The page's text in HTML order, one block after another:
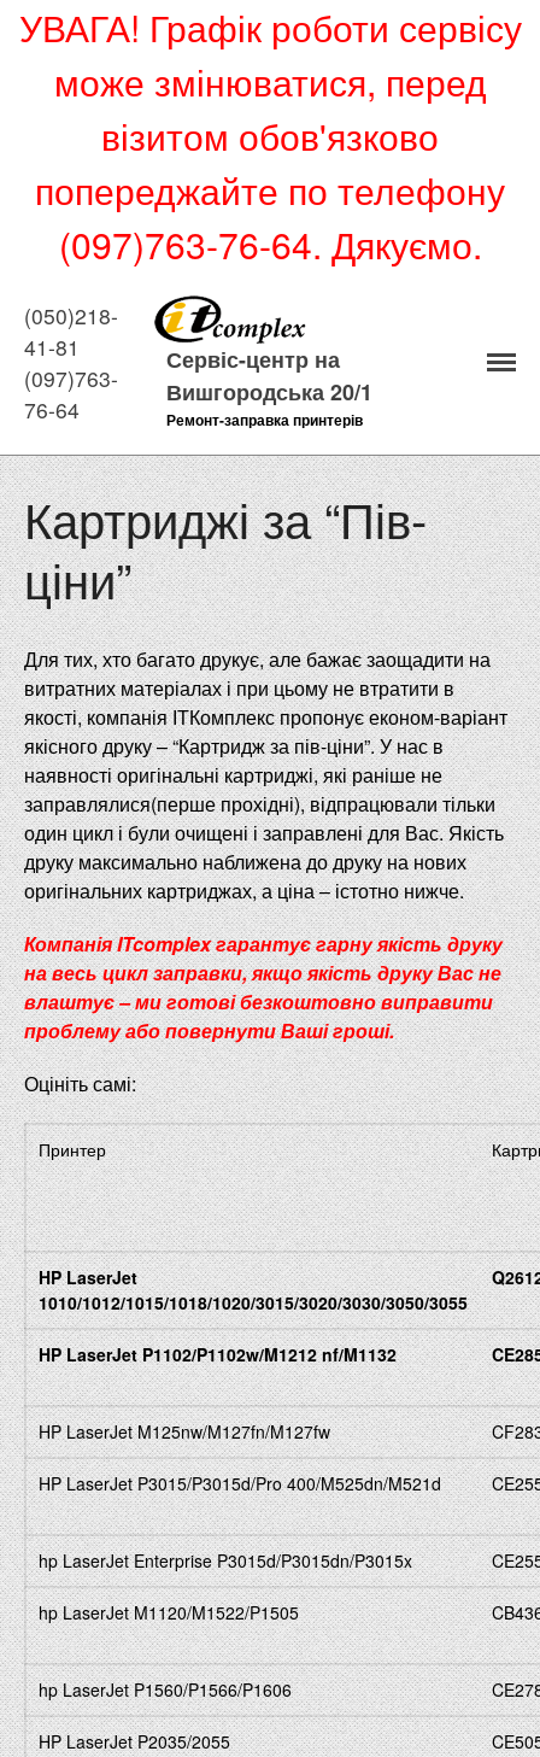
Ремонт принтерів
Ремонт принтерів
Ремонт комп’ютерів
Заправка картриджів
Заправка струменевих
(Оболонь, Поділ Києва)
Картриджі за Півціни
Статті
Блог
Копіцентр/Оренда
Як нас знайти:
Зателефонувати нам
УВАГА! Графік роботи сервісу
може змінюватися, перед
візитом обов'язково
попереджайте по телефону
(097)763-76-64. Дякуємо.
(050)218-
41-81
(097)763-
76-64
Сервіс-центр на
Вишгородська 20/1
Ремонт-заправка принтерів
Картриджі за “Пів-
ціни”
Для тих, хто багато друкує, але бажає заощадити на
витратних матеріалах і при цьому не втратити в
якості, компанія ІТКомплекс пропонує економ-варіант
якісного друку – “Картридж за пів-ціни”. У нас в
наявності оригінальні картриджі, які раніше не
заправлялися(перше прохідні), відпрацювали тільки
один цикл і були очищені і заправлені для Вас. Якість
друку максимально наближена до друку на нових
оригінальних картриджах, а ціна – істотно нижче.
КомпаніяITcomplexгарантує гарну якістьдруку
навесьциклзаправки,якщоякістьдрукуВасне
влаштує–миготовібезкоштовновиправити
проблемуабоповернутиВашігроші.
Оцінітьсамі:
Принтер
HP LaserJet
1010/1012/1015/1018/1020/3015/3020/3030/3050/3055
HP LaserJet P1102/P1102w/M1212 nf/M1132
HP LaserJet M125nw/M127fn/M127fw
HP LaserJet P3015/P3015d/Pro 400/M525dn/M521d
hp LaserJet Enterprise P3015d/P3015dn/P3015x
hp LaserJet M1120/M1522/P1505
hp LaserJet P1560/P1566/P1606
HP LaserJet P2035/2055